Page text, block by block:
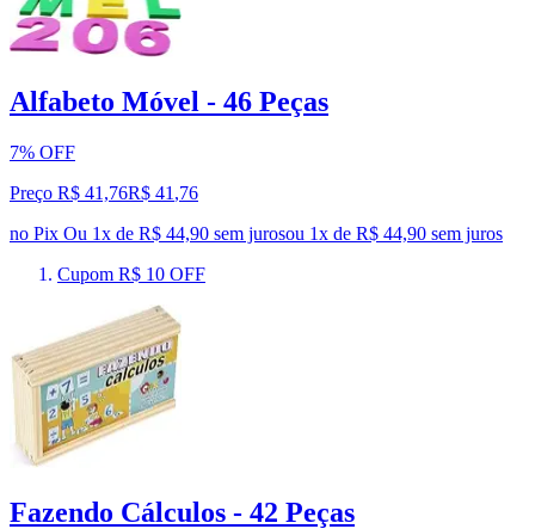
Alfabeto Móvel - 46 Peças
7% OFF
Preço R$ 41,76R$ 41 ,76
no Pix Ou 1x de R$ 44,90 sem jurosou 1x de R$ 44,90 sem juros
Cupom R$ 10 OFF
Fazendo Cálculos - 42 Peças